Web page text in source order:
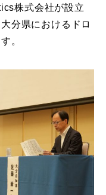
株式会社が設立
分県におけるドロ
。